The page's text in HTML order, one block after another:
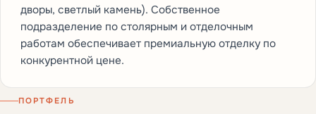
дворы, светлый камень). Собственное
подразделение по столярным и отделочным
работам обеспечивает премиальную отделку по
конкурентной цене.
ПОРТФЕЛЬ